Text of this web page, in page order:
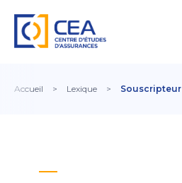
Accueil > Lexique > Souscripteur